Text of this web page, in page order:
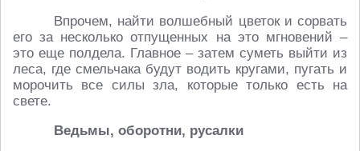
Впрочем, найти волшебный цветок и сорвать
его за несколько отпущенных на это мгновений –
это еще полдела. Главное – затем суметь выйти из
леса, где смельчака будут водить кругами, пугать и
морочить все силы зла, которые только есть на
свете.
Ведьмы, оборотни, русалки